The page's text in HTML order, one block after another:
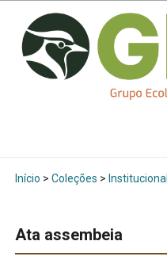
Início > Coleções > Institucional
Ata assembeia